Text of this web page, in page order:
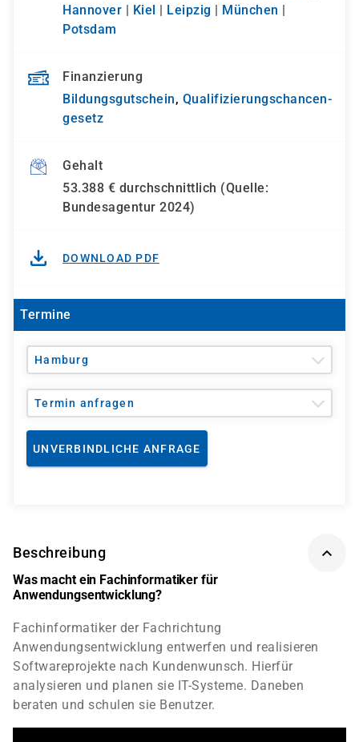
Hannover
Kiel Leipzig München
Potsdam
Finanzierung
Bildungsgutschein, Qualifizierungs­chancen­
gesetz
Gehalt
53.388 € durchschnittlich (Quelle:
Bundesagentur 2024)
DOWNLOAD PDF
Termine
Hamburg
Termin anfragen
UNVERBINDLICHE ANFRAGE
Beschreibung
Was macht ein Fachinformatiker für
Anwendungsentwicklung?
Fachinformatiker der Fachrichtung
Anwendungsentwicklung entwerfen und realisieren
Softwareprojekte nach Kundenwunsch. Hierfür
analysieren und planen sie IT-Systeme. Daneben
beraten und schulen sie Benutzer.